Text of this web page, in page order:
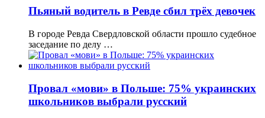
Пьяный водитель в Ревде сбил трёх девочек
В городе Ревда Свердловской области прошло судебное
заседание по делу …
Провал «мови» в Польше: 75% украинских
школьников выбрали русский